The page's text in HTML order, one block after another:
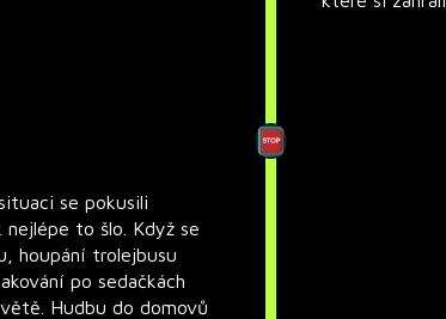
se pokusili
to šlo. Když se
houpání trolejbusu
po sedačkách
Hudbu do domovů